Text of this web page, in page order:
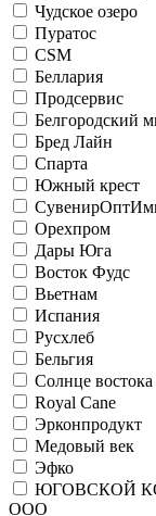
Чудское озеро
Пуратос
CSM
Беллария
Продсервис
Белгородский
Бред Лайн
Спарта
Южный крест
Орехпром
Дары Юга
Восток Фудс
Вьетнам
Испания
Русхлеб
Бельгия
Солнце востока
Royal Cane
Эрконпродукт
Медовый век
Эфко
ЮГОВСКОЙ
ООО